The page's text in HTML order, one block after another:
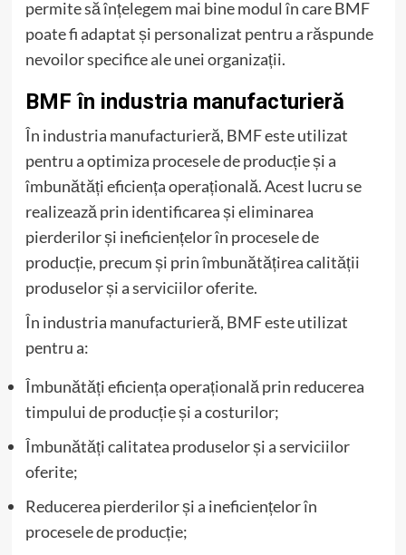
permite să înțelegem mai bine modul în care BMF
poate fi adaptat și personalizat pentru a răspunde
nevoilor specifice ale unei organizații.
BMF în industria manufacturieră
În industria manufacturieră, BMF este utilizat
pentru a optimiza procesele de producție și a
îmbunătăți eficiența operațională. Acest lucru se
realizează prin identificarea și eliminarea
pierderilor și ineficiențelor în procesele de
producție, precum și prin îmbunătățirea calității
produselor și a serviciilor oferite.
În industria manufacturieră, BMF este utilizat
pentru a:
Îmbunătăți eficiența operațională prin reducerea
timpului de producție și a costurilor;
Îmbunătăți calitatea produselor și a serviciilor
oferite;
Reducerea pierderilor și a ineficiențelor în
procesele de producție;